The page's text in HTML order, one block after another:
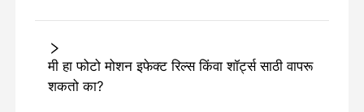
मी हा फोटो मोशन इफेक्ट रिल्स किंवा शॉर्ट्स साठी वापरू
शकतो का?